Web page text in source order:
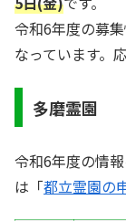
令和6年度の募
なっています。
多磨霊園
令和6年度の情
は「都立霊園の